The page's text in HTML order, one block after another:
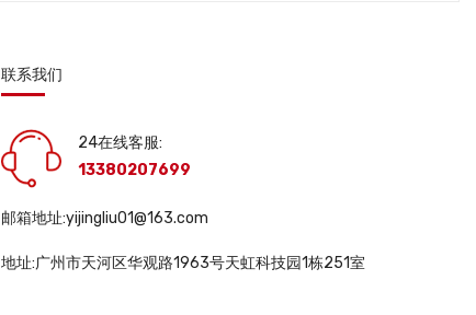
联系我们
24在线客服:
13380207699
邮箱地址:yijingliu01@163.com
地址:广州市天河区华观路1963号天虹科技园1栋251室